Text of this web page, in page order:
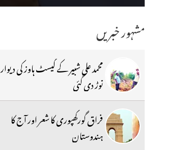
مشہور خبریں
محمد علی شبیر کے گیسٹ ہاوز کی دیوار
توڑ دی گئی
فراق گورکھپوری کا شعر اور آج کا
ہندوستان